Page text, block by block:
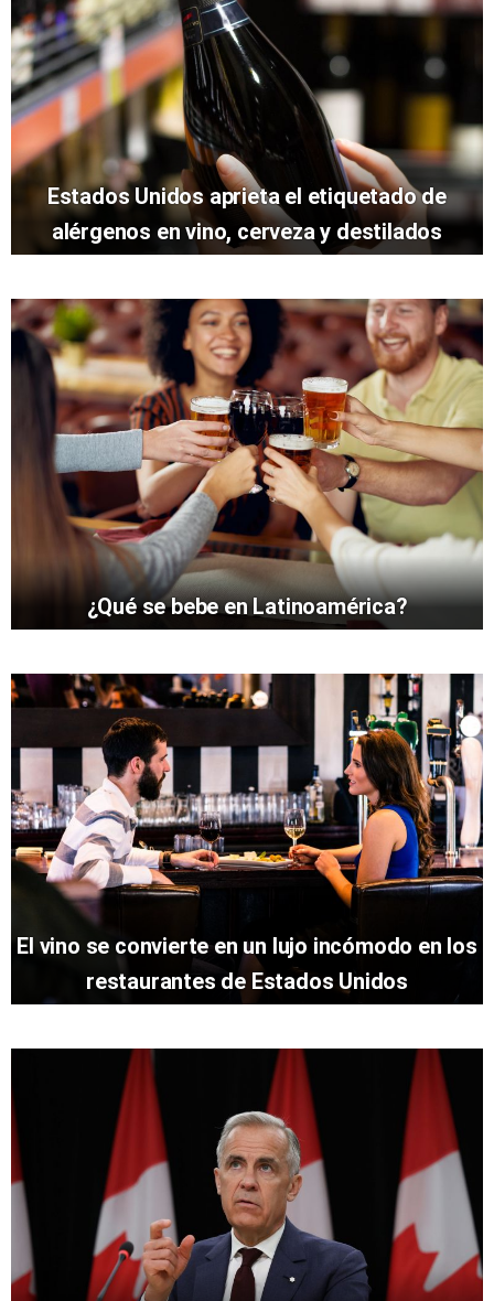
Estados Unidos aprieta el etiquetado de
alérgenos en vino, cerveza y destilados
¿Qué se bebe en Latinoamérica?
El vino se convierte en un lujo incómodo en los
restaurantes de Estados Unidos